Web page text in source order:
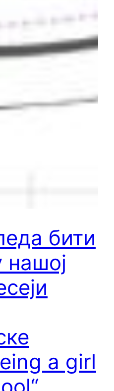
бити
нашој
a girl